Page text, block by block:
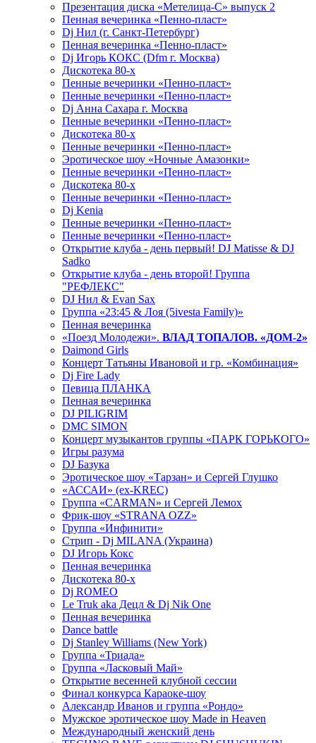
Презентация диска «Метелица-С» выпуск 2
Пенная вечеринка «Пенно-пласт»
Dj Нил (г. Санкт-Петербург)
Пенная вечеринка «Пенно-пласт»
Dj Игорь КОКС (Dfm г. Москва)
Дискотека 80-х
Пенные вечеринки «Пенно-пласт»
Пенные вечеринки «Пенно-пласт»
Dj Анна Сахара г. Москва
Пенные вечеринки «Пенно-пласт»
Дискотека 80-х
Пенные вечеринки «Пенно-пласт»
Эротическое шоу «Ночные Амазонки»
Пенные вечеринки «Пенно-пласт»
Дискотека 80-х
Пенные вечеринки «Пенно-пласт»
Dj Kenia
Пенные вечеринки «Пенно-пласт»
Пенные вечеринки «Пенно-пласт»
Открытие клуба - день первый! DJ Matisse & DJ
Sadko
Открытие клуба - день второй! Группа
"РЕФЛЕКС"
DJ Нил & Evan Sax
Группа «23:45 & Лоя (5ivesta Family)»
Пенная вечеринка
«Поезд Молодежи». ВЛАД ТОПАЛОВ. «ДОМ-2»
Daimond Girls
Концерт Татьяны Ивановой и гр. «Комбинация»
Dj Fire Lady
Певица ПЛАНКА
Пенная вечеринка
DJ PILIGRIM
DMC SIMON
Концерт музыкантов группы «ПАРК ГОРЬКОГО»
Игры разума
DJ Базука
Эротическое шоу «Тарзан» и Сергей Глушко
«АССАИ» (ex-KREC)
Группа «CARMAN» и Сергей Лемох
Фрик-шоу «STRANA OZZ»
Группа «Инфинити»
Стрип - Dj MILANA (Украина)
DJ Игорь Кокс
Пенная вечеринка
Дискотека 80-х
Dj ROMEO
Le Truk aka Децл & Dj Nik One
Пенная вечеринка
Dance battle
Dj Stanley Williams (New York)
Группа «Триада»
Группа «Ласковый Май»
Открытие весенней клубной сессии
Финал конкурса Караоке-шоу
Александр Иванов и группа «Рондо»
Мужское эротическое шоу Made in Heaven
Международный женский день